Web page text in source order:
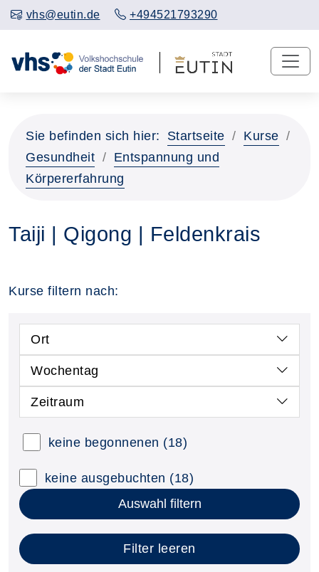
vhs@eutin.de +494521793290
Sie befinden sich hier: Startseite
Kurse
Gesundheit
Entspannung und
Körpererfahrung
Taiji | Qigong | Feldenkrais
Kurse filtern nach:
Ort
Wochentag
Zeitraum
keine begonnenen (18)
keine ausgebuchten (18)
Auswahl filtern
Filter leeren